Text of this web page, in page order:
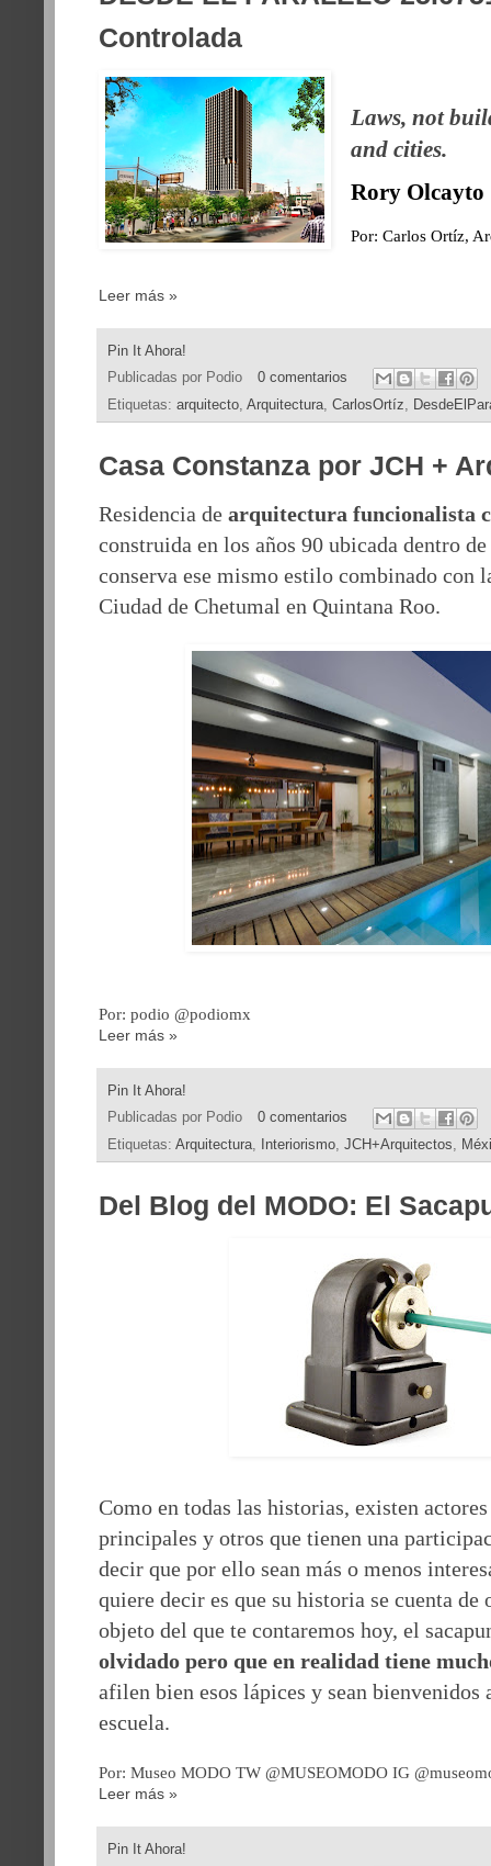
Controlada
Laws, not
and cities.
Rory Olcayto
Por: Carlos Ortíz,
Leer más »
Pin It Ahora!
Publicadas por Podio
0 comentarios
Etiquetas: arquitecto, Arquitectura, CarlosOrtíz,
Casa Constanza por JCH +
Residencia de arquitectura funcionalista
construida en los años 90 ubicada dentro
conserva ese mismo estilo combinado con
Ciudad de Chetumal en Quintana Roo.
Por: podio @podiomx
Leer más »
Pin It Ahora!
Publicadas por Podio
0 comentarios
Etiquetas: Arquitectura, Interiorismo, JCH+Arquitectos,
Del Blog del MODO: El
Como en todas las historias, existen
principales y otros que tienen una
decir que por ello sean más o menos
quiere decir es que su historia se cuenta
objeto del que te contaremos hoy, el
olvidado pero que en realidad tiene
afilen bien esos lápices y sean bienvenidos
escuela.
Por: Museo MODO TW @MUSEOMODO IG
Leer más »
Pin It Ahora!